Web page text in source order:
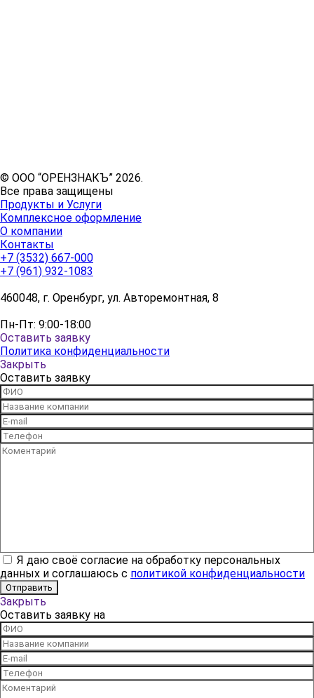
© ООО “ОРЕНЗНАКЪ” 2026.
Все права защищены
Продукты и Услуги
Комплексное оформление
О компании
Контакты
+7 (3532) 667-000
+7 (961) 932-1083
460048, г. Оренбург, ул. Авторемонтная, 8
Пн-Пт: 9:00-18:00
Оставить заявку
Политика конфиденциальности
Закрыть
Оставить заявку
Я даю своё согласие на обработку персональных
данных и соглашаюсь с политикой конфиденциальности
Закрыть
Оставить заявку на